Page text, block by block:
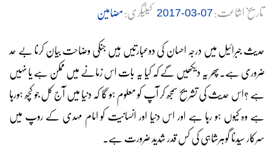
تاریخ اشاعت:07-03-2017 کیٹیگری:مضامین
حدیث جبرائیل میں درجہ احسان کی دوعبارتیں ہیں جنکی وضاحت بیان کرنا بے حد
ضروری ہے۔پھر یہ دیکھیں گے کہ کیا یہ بات اس زمانے میں ممکن ہے یا نہیں
ہے ؟اس حدیث کی تشریح سمجھ کر آپ کو معلوم ہو گا کہ دنیا میں آج کل جو کچھ ہورہا
ہے وہ کیوں ہو رہا ہے اور اس دنیا اور انسانیت کو امام مہدی کے روپ میں
سرکار سیدنا گوہرشاہی کی کس قدر شدید ضرورت ہے۔